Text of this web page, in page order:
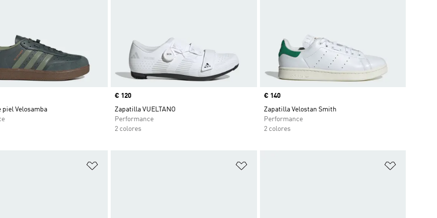
piel Velosamba
Precio
€ 120
Zapatilla VUELTANO
Performance
2 colores
Precio
€ 140
Zapatilla Velostan Smith
Performance
2 colores